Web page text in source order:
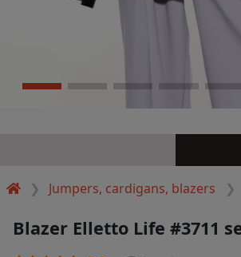
Jumpers, cardigans, blazers
Blazer Elletto Life #3711